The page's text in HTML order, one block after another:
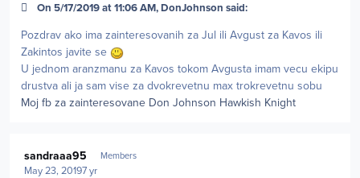
On 5/17/2019 at 11:06 AM, DonJohnson said:
Pozdrav ako ima zainteresovanih za Jul ili Avgust za Kavos ili
Zakintos javite se
U jednom aranzmanu za Kavos tokom Avgusta imam vecu ekipu
drustva ali ja sam vise za dvokrevetnu max trokrevetnu sobu
Moj fb za zainteresovane Don Johnson Hawkish Knight
sandraaa95 Members
May 23, 20197 yr